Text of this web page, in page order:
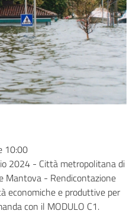
10:00
2024 - Città metropolitana di
Mantova - Rendicontazione
economiche e produttive per
con il MODULO C1.